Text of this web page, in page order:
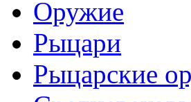
Оружие
Рыцари
Рыцарские